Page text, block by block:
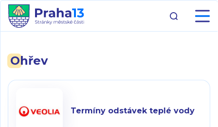
Ohřev
Termíny odstávek teplé vody